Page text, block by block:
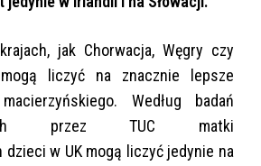
jak Chorwacja, Węgry czy
liczyć na znacznie lepsze
Według badań
przez TUC matki
dzieci w UK mogą liczyć jedynie na